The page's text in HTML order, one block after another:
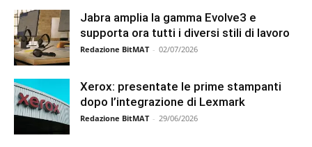
Jabra amplia la gamma Evolve3 e
supporta ora tutti i diversi stili di lavoro
Redazione BitMAT - 02/07/2026
Xerox: presentate le prime stampanti
dopo l’integrazione di Lexmark
Redazione BitMAT - 29/06/2026